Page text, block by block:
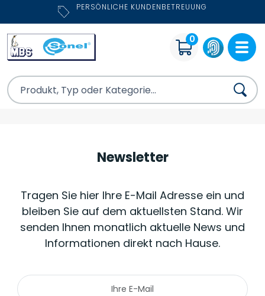
PERSÖNLICHE KUNDENBETREUUNG
0
Newsletter
Tragen Sie hier Ihre E-Mail Adresse ein und
bleiben Sie auf dem aktuellsten Stand. Wir
senden Ihnen monatlich aktuelle News und
Informationen direkt nach Hause.